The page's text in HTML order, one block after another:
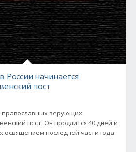
России начинается
пост
православных верующих
пост. Он продлится 40 дней и
освящением последней части года